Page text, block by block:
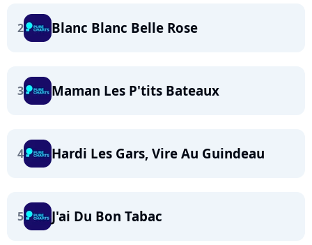
2 Blanc Blanc Belle Rose
3 Maman Les P'tits Bateaux
4 Hardi Les Gars, Vire Au Guindeau
5 J'ai Du Bon Tabac